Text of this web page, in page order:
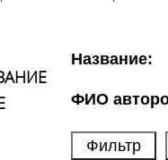
Название:
ФИО